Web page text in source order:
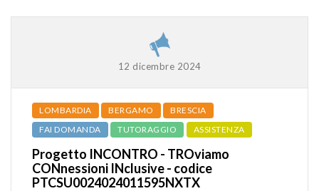
12 dicembre 2024
LOMBARDIA BERGAMO
BRESCIA
FAI DOMANDA
TUTORAGGIO ASSISTENZA
Progetto INCONTRO - TROviamo
CONnessioni INclusive - codice
PTCSU0024024011595NXTX